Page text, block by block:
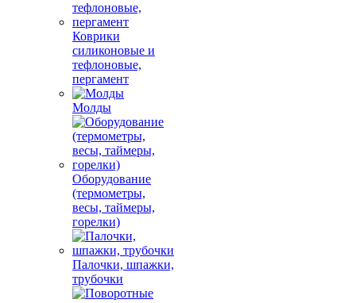
Коврики
силиконовые и
тефлоновые,
пергамент
Молды
Оборудование
(термометры,
весы, таймеры,
горелки)
Палочки, шпажки,
трубочки